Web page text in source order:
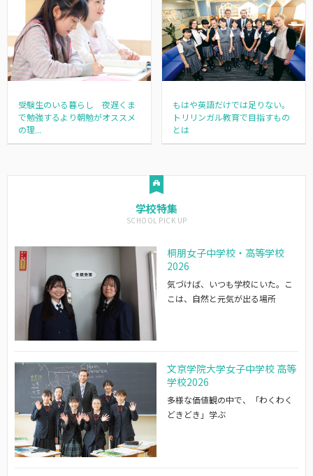
受験生のいる暮らし 夜遅くま
で勉強するより朝勉がオススメ
の理...
もはや英語だけでは足りない。
トリリンガル教育で目指すもの
とは
学校特集
桐朋女子中学校・高等学校
2026
気づけば、いつも学校にいた。こ
こは、自然と元気が出る場所
文京学院大学女子中学校 高等
学校2026
多様な価値観の中で、「わくわく
どきどき」学ぶ